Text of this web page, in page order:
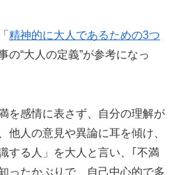
精神的に大人であるための3つ
の“大人の定義”が参考になっ
を感情に表さず、自分の理解が
他人の意見や異論に耳を傾け、
する人」を大人と言い、｢不満
ったかぶりで、自己中心的で多